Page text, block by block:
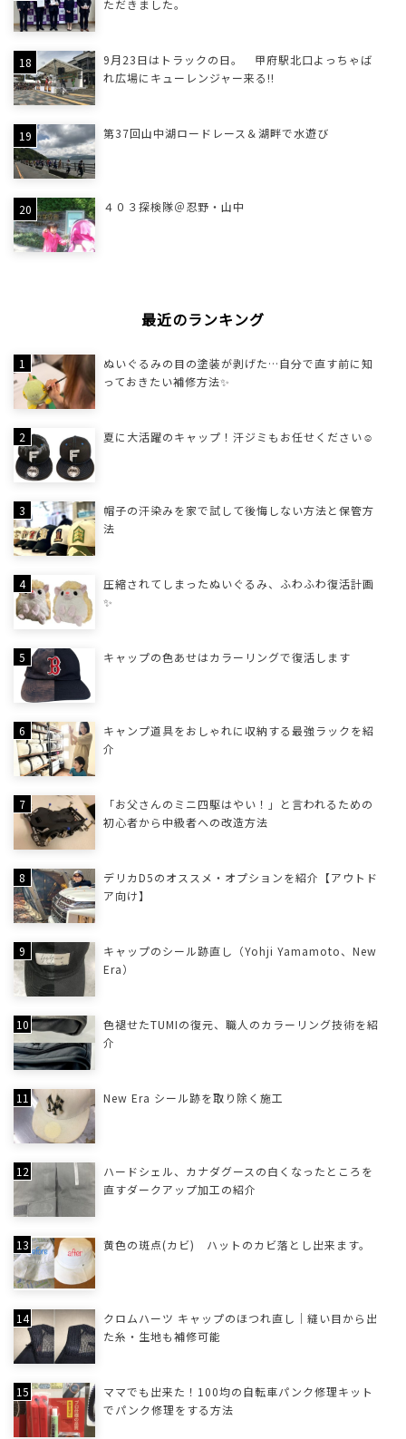
ただきました。
9月23日はトラックの日。 甲府駅北口よっちゃば
れ広場にキューレンジャー来る!!
第37回山中湖ロードレース＆湖畔で水遊び
４０３探検隊＠忍野・山中
最近のランキング
ぬいぐるみの目の塗装が剥げた…自分で直す前に知
っておきたい補修方法✨
夏に大活躍のキャップ！汗ジミもお任せください☺
帽子の汗染みを家で試して後悔しない方法と保管方
法
圧縮されてしまったぬいぐるみ、ふわふわ復活計画
✨
キャップの色あせはカラーリングで復活します
キャンプ道具をおしゃれに収納する最強ラックを紹
介
「お父さんのミニ四駆はやい！」と言われるための
初心者から中級者への改造方法
デリカD5のオススメ・オプションを紹介【アウトド
ア向け】
キャップのシール跡直し（Yohji Yamamoto、New
Era）
色褪せたTUMIの復元、職人のカラーリング技術を紹
介
New Era シール跡を取り除く施工
ハードシェル、カナダグースの白くなったところを
直すダークアップ加工の紹介
黄色の斑点(カビ) ハットのカビ落とし出来ます。
クロムハーツ キャップのほつれ直し｜縫い目から出
た糸・生地も補修可能
ママでも出来た！100均の自転車パンク修理キット
でパンク修理をする方法